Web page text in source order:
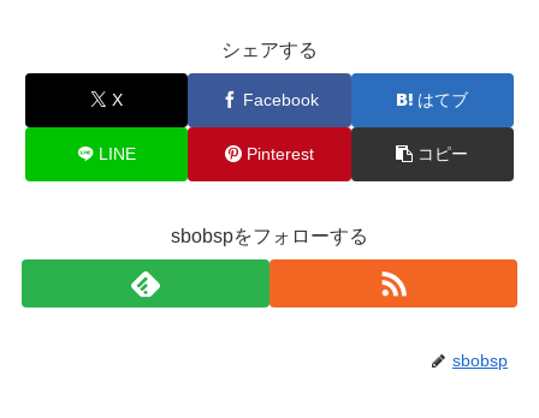
シェアする
X Facebook はてブ
LINE Pinterest コピー
sbobspをフォローする
sbobsp